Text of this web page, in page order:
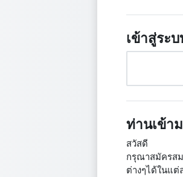
เข้าสู่ระ
ท่านเข้า
สวัสดี
กรุณาสมัครส
ต่างๆได้ในแ